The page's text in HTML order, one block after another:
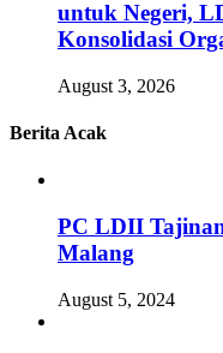
untuk Negeri,
Konsolidasi
August 3, 2026
Berita Acak
PC LDII
Malang
August 5, 2024